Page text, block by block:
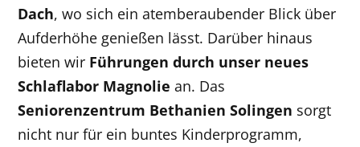
Dach, wo sich ein atemberaubender Blick über
Aufderhöhe genießen lässt. Darüber hinaus
bieten wir Führungen durch unser neues
Schlaflabor Magnolie an. Das
Seniorenzentrum Bethanien Solingen sorgt
nicht nur für ein buntes Kinderprogramm,